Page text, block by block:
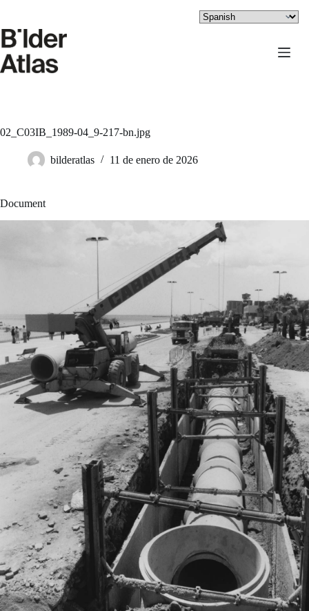
contenido
02_C03IB_1989-04_9-217-bn.jpg
bilderatlas 11 de enero de 2026
Document